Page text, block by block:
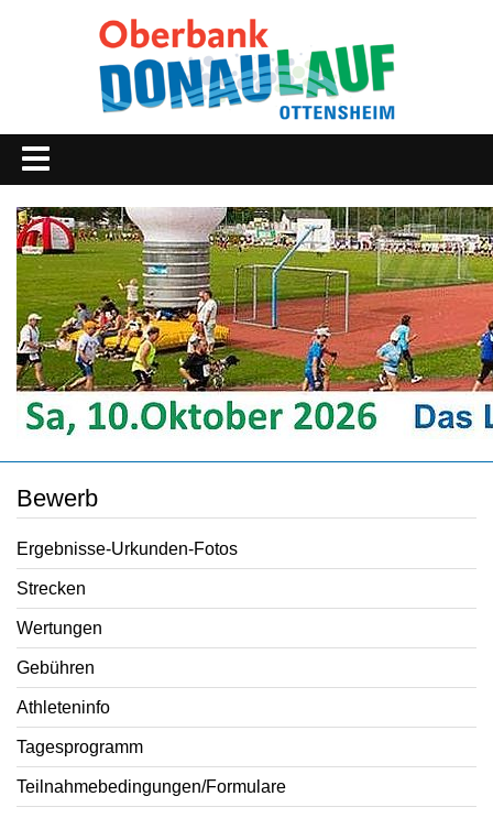
Bewerb
Ergebnisse-Urkunden-Fotos
Strecken
Wertungen
Gebühren
Athleteninfo
Tagesprogramm
Teilnahmebedingungen/Formulare